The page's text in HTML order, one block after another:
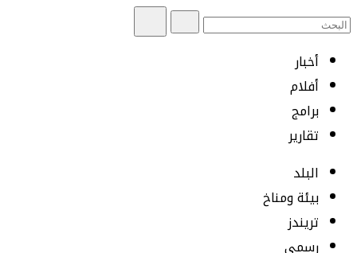
أخبار
أفلام
برامج
تقارير
البلد
بيئة ومناخ
تريندز
رسمي